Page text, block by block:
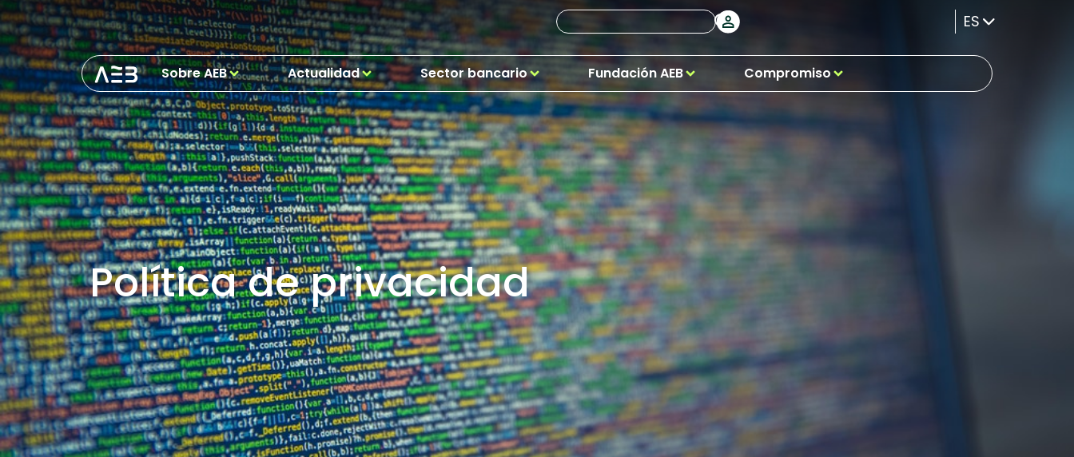
ES
Sobre AEB Actualidad Sector bancario Fundación AEB Compromiso
Política de privacidad